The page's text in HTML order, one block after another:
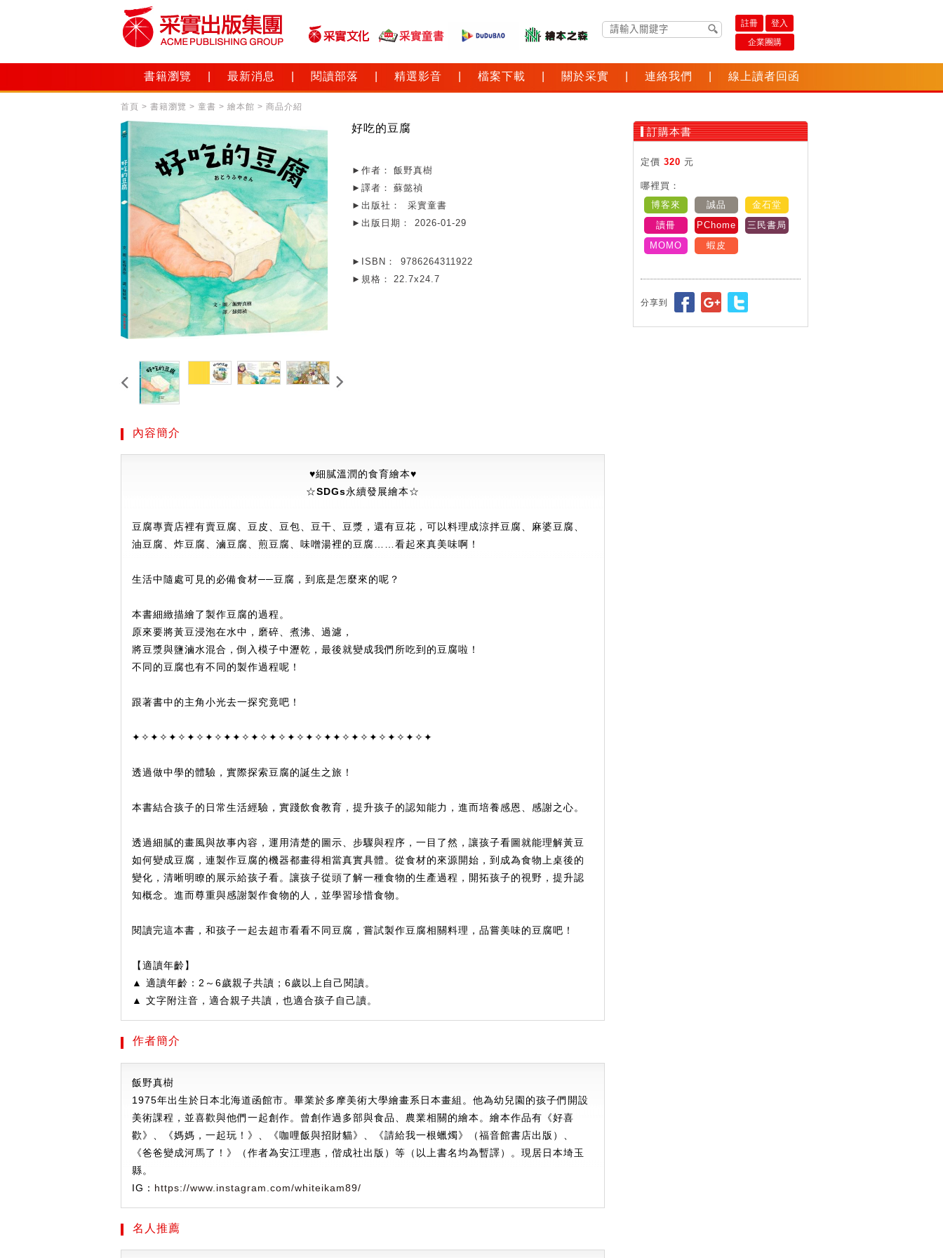
註冊
登入
企業團購
書籍瀏覽 最新消息 閱讀部落 精選影音 檔案下載 關於采實 連絡我們 線上讀者回函
首頁 > 書籍瀏覽 > 童書 > 繪本館 > 商品介紹
好吃的豆腐
►作者：
飯野真樹
►譯者：
蘇懿禎
►出版社：
采實童書
►出版日期：
2026-01-29
►ISBN：
9786264311922
►規格：
22.7x24.7
訂購本書
定價 320 元
哪裡買：
博客來
誠品
金石堂
讀冊
PChome
三民書局
MOMO
蝦皮
分享到
內容簡介
♥細膩溫潤的食育繪本♥
☆SDGs永續發展繪本☆
豆腐專賣店裡有賣豆腐、豆皮、豆包、豆干、豆漿，還有豆花，可以料理成涼拌豆腐、麻婆豆腐、
油豆腐、炸豆腐、滷豆腐、煎豆腐、味噌湯裡的豆腐……看起來真美味啊！
生活中隨處可見的必備食材──豆腐，到底是怎麼來的呢？
本書細緻描繪了製作豆腐的過程。
原來要將黃豆浸泡在水中，磨碎、煮沸、過濾，
將豆漿與鹽滷水混合，倒入模子中瀝乾，最後就變成我們所吃到的豆腐啦！
不同的豆腐也有不同的製作過程呢！
跟著書中的主角小光去一探究竟吧！
✦✧✦✧✦✧✦✧✦✧✦✦✧✦✧✦✧✦✧✦✧✦✦✧✦✧✦✧✦✧✦✧✦
透過做中學的體驗，實際探索豆腐的誕生之旅！
本書結合孩子的日常生活經驗，實踐飲食教育，提升孩子的認知能力，進而培養感恩、感謝之心。
透過細膩的畫風與故事內容，運用清楚的圖示、步驟與程序，一目了然，讓孩子看圖就能理解黃豆
如何變成豆腐，連製作豆腐的機器都畫得相當真實具體。從食材的來源開始，到成為食物上桌後的
變化，清晰明瞭的展示給孩子看。讓孩子從頭了解一種食物的生產過程，開拓孩子的視野，提升認
知概念。進而尊重與感謝製作食物的人，並學習珍惜食物。
閱讀完這本書，和孩子一起去超市看看不同豆腐，嘗試製作豆腐相關料理，品嘗美味的豆腐吧！
【適讀年齡】
▲ 適讀年齡：2～6歲親子共讀；6歲以上自己閱讀。
▲ 文字附注音，適合親子共讀，也適合孩子自己讀。
作者簡介
飯野真樹
1975年出生於日本北海道函館市。畢業於多摩美術大學繪畫系日本畫組。他為幼兒園的孩子們開設
美術課程，並喜歡與他們一起創作。曾創作過多部與食品、農業相關的繪本。繪本作品有《好喜
歡》、《媽媽，一起玩！》、《咖哩飯與招財貓》、《請給我一根蠟燭》（福音館書店出版）、
《爸爸變成河馬了！》（作者為安江理惠，偕成社出版）等（以上書名均為暫譯）。現居日本埼玉
縣。
IG： https://www.instagram.com/whiteikam89/
名人推薦